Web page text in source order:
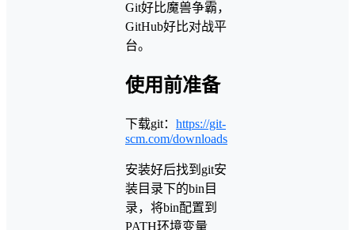
Git好比魔兽争霸，
GitHub好比对战平
台。
使用前准备
下载git： https://git-
scm.com/downloads
安装好后找到git安
装目录下的bin目
录，将bin配置到
PATH环境变量